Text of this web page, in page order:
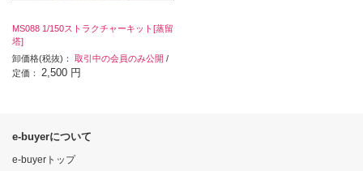
MS088 1/150ストラクチャーキット[蒸留
塔]
卸価格(税抜)： 取引中の会員のみ公開 /
定価： 2,500 円
e-buyerについて
e-buyerトップ